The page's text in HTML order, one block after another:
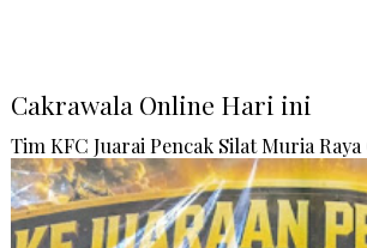
Cakrawala Online Hari ini
Tim KFC Juarai Pencak Silat Muria